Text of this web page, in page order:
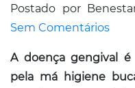
Tratamentos
Postado por
Sem Comentários
A doença gengival
pela má higiene